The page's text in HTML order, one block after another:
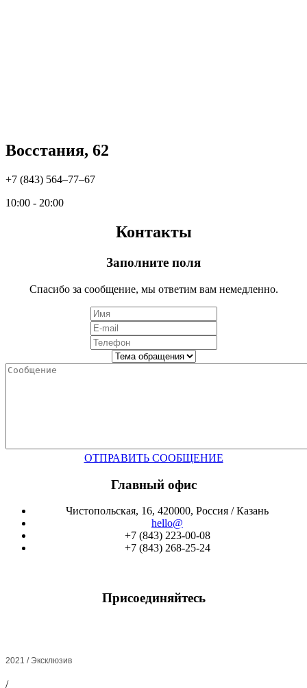
Восстания, 62
+7 (843) 564‒77‒67
10:00 - 20:00
Контакты
Заполните поля
Спасибо за сообщение, мы ответим вам немедленно.
ОТПРАВИТЬ СООБЩЕНИЕ
Главный офис
Чистопольская, 16, 420000, Россия / Казань
hello@
+7 (843) 223-00-08
+7 (843) 268-25-24
Присоединяйтесь
2021 / Эксклюзив
/